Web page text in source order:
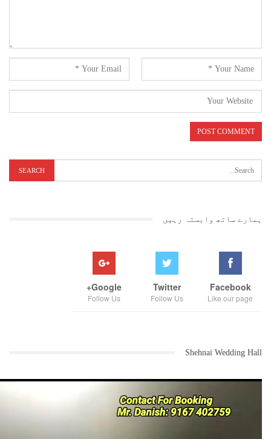
ہمارے ساتھ وابستہ رہیں
Facebook
Like our page
Twitter
Follow Us
Google+
Follow Us
Shehnai Wedding Hall